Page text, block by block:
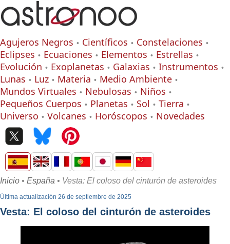
Agujeros Negros Científicos
Constelaciones
Eclipses
Ecuaciones Elementos
Estrellas
Evolución
Exoplanetas Galaxias
Instrumentos
Lunas
Luz Materia
Medio Ambiente
Mundos Virtuales
Nebulosas
Niños
Pequeños Cuerpos
Planetas Sol
Tierra
Universo
Volcanes Horóscopos Novedades
Inicio • España • Vesta: El coloso del cinturón de asteroides
Última actualización 26 de septiembre de 2025
Vesta: El coloso del cinturón de asteroides